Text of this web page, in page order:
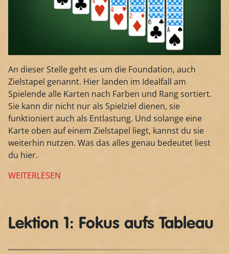
An dieser Stelle geht es um die Foundation, auch
Zielstapel genannt. Hier landen im Idealfall am
Spielende alle Karten nach Farben und Rang sortiert.
Sie kann dir nicht nur als Spielziel dienen, sie
funktioniert auch als Entlastung. Und solange eine
Karte oben auf einem Zielstapel liegt, kannst du sie
weiterhin nutzen. Was das alles genau bedeutet liest
du hier.
WEITERLESEN
Lektion 1: Fokus aufs Tableau